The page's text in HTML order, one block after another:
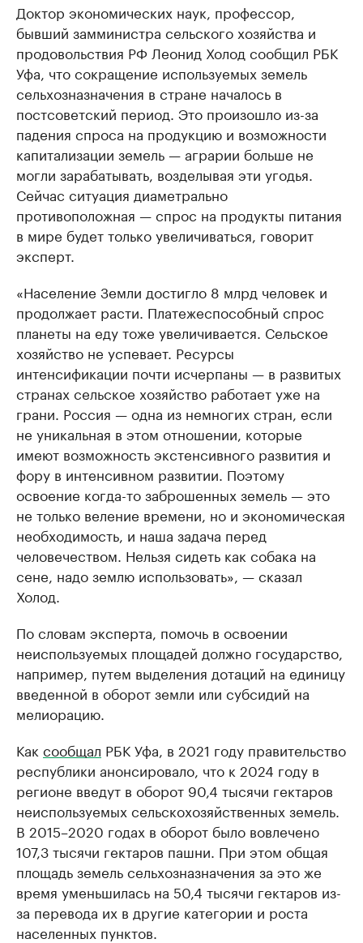
Доктор экономических наук, профессор,
бывший замминистра сельского хозяйства и
продовольствия РФ Леонид Холод сообщил РБК
Уфа, что сокращение используемых земель
сельхозназначения в стране началось в
постсоветский период. Это произошло из-за
падения спроса на продукцию и возможности
капитализации земель — аграрии больше не
могли зарабатывать, возделывая эти угодья.
Сейчас ситуация диаметрально
противоположная — спрос на продукты питания
в мире будет только увеличиваться, говорит
эксперт.
«Население Земли достигло 8 млрд человек и
продолжает расти. Платежеспособный спрос
планеты на еду тоже увеличивается. Сельское
хозяйство не успевает. Ресурсы
интенсификации почти исчерпаны — в развитых
странах сельское хозяйство работает уже на
грани. Россия — одна из немногих стран, если
не уникальная в этом отношении, которые
имеют возможность экстенсивного развития и
фору в интенсивном развитии. Поэтому
освоение когда-то заброшенных земель — это
не только веление времени, но и экономическая
необходимость, и наша задача перед
человечеством. Нельзя сидеть как собака на
сене, надо землю использовать», — сказал
Холод.
По словам эксперта, помочь в освоении
неиспользуемых площадей должно государство,
например, путем выделения дотаций на единицу
введенной в оборот земли или субсидий на
мелиорацию.
Как сообщал РБК Уфа, в 2021 году правительство
республики анонсировало, что к 2024 году в
регионе введут в оборот 90,4 тысячи гектаров
неиспользуемых сельскохозяйственных земель.
В 2015–2020 годах в оборот было вовлечено
107,3 тысячи гектаров пашни. При этом общая
площадь земель сельхозназначения за это же
время уменьшилась на 50,4 тысячи гектаров из-
за перевода их в другие категории и роста
населенных пунктов.